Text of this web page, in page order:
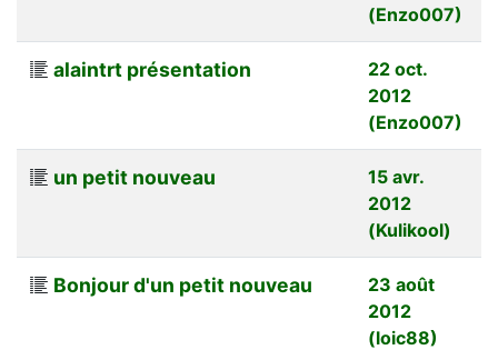
(Enzo007)
alaintrt présentation
22 oct.
2012
(Enzo007)
un petit nouveau
15 avr.
2012
(Kulikool)
Bonjour d'un petit nouveau
23 août
2012
(loic88)